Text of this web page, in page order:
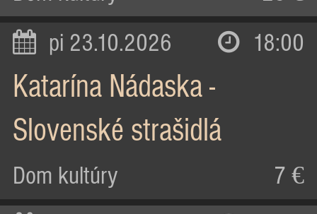
pi 23.10.2026 18:00
Katarína Nádaska -
Slovenské strašidlá
Dom kultúry 7 €